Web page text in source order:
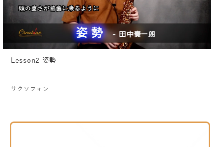
Lesson2 姿勢
サクソフォン